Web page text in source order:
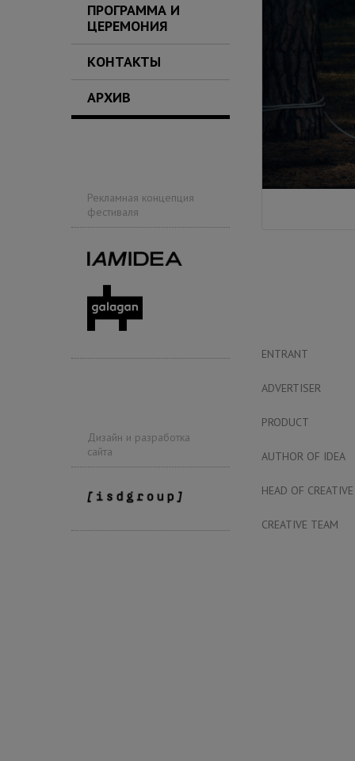
ПРОГРАММА И
ЦЕРЕМОНИЯ
КОНТАКТЫ
АРХИВ
Рекламная концепция
фестиваля
Дизайн и разработка
сайта
ENTRANT
ADVERTISER
PRODUCT
AUTHOR OF IDEA
HEAD OF CREATIVE
CREATIVE TEAM